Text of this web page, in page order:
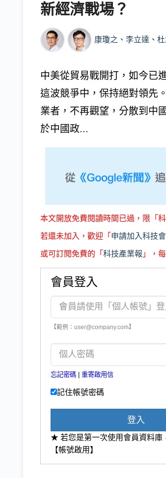
新經濟戰場？
康瓊之 、 李立達 、
中美從貿易戰開打，如今已
這波競爭中，保持絕對領先
業者，不再觀望，分散到中
於中國政...
本文開放免費閱讀時間已過，限「
若還未加入，歡迎「 申請加入科技
或可訂閱免費的「 科技產業報 」，
會員登入
【範例：user@company.com】
忘記密碼 重寄啟用信
記住帳號密碼
登入
★ 若您是第一次使用會員資料庫
【帳號啟用】